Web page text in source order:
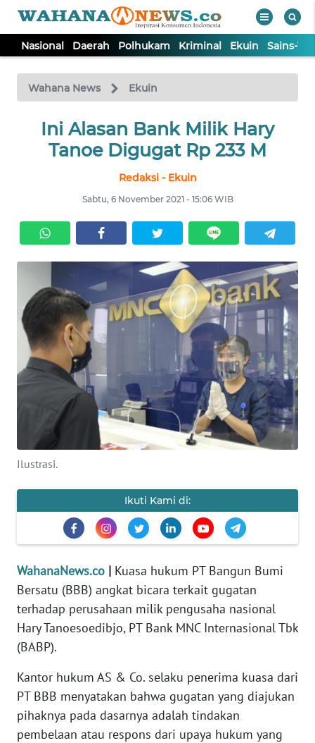
Nasional Daerah Polhukam Kriminal Ekuin Sains-
Wahana News Ekuin
Ini Alasan Bank Milik Hary
Tanoe Digugat Rp 233 M
Redaksi - Ekuin
Sabtu, 6 November 2021 - 15:06 WIB
Ilustrasi.
Ikuti Kami di:
WahanaNews.co | Kuasa hukum PT Bangun Bumi
Bersatu (BBB) angkat bicara terkait gugatan
terhadap perusahaan milik pengusaha nasional
Hary Tanoesoedibjo, PT Bank MNC Internasional Tbk
(BABP).
Kantor hukum AS & Co. selaku penerima kuasa dari
PT BBB menyatakan bahwa gugatan yang diajukan
pihaknya pada dasarnya adalah tindakan
pembelaan atau respons dari upaya hukum yang
TV
Tutup
NASIONAL
KRIMINAL
EKUIN
SAINS-TEKNO
KESEHATAN
INTERNASIONAL
SERBA-SERBI
OLAHRAGA
EDITORIAL
Informasi
BERITA
KONTAK
KAMI